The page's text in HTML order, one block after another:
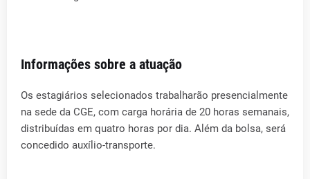
Informações sobre a atuação
Os estagiários selecionados trabalharão presencialmente
na sede da CGE, com carga horária de 20 horas semanais,
distribuídas em quatro horas por dia. Além da bolsa, será
concedido auxílio-transporte.